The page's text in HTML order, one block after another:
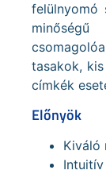
felülnyomó
tasakok,
címkék
Előnyök
Kiváló